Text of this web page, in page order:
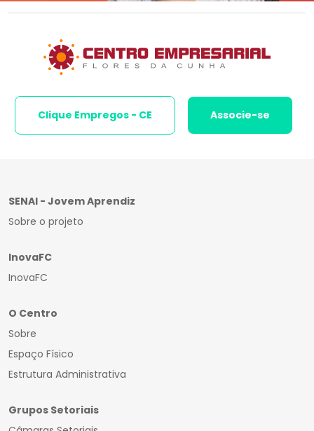
Clique Empregos - CE Associe-se
SENAI - Jovem Aprendiz
Sobre o projeto
InovaFC
InovaFC
O Centro
Sobre
Espaço Físico
Estrutura Administrativa
Grupos Setoriais